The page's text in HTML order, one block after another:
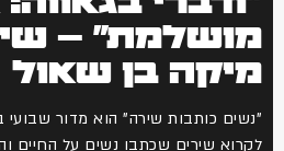
מושלמת" –
מיקה בן שאול
"נשים כותבות שירה" הוא מדור שבועי
לקרוא שירים שכתבו נשים על החיים